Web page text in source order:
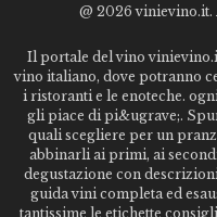
@ 2026 vinievino.it.
Il portale del vino
vino italiano, dove potranno
i ristoranti e le enoteche.
gli piace di pi&ugrave;.
quali scegliere per un
abbinarli ai primi, ai
degustazione con
guida vini completa ed
tantissime le etichette